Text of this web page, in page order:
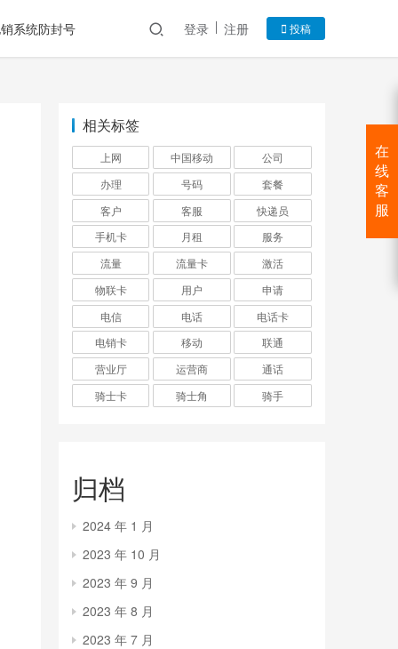
系统防封号 登录 注册 投稿
相关标签
上网 中国移动
公司
办理
号码
套餐
客户
客服
快递员
手机卡
月租
服务
流量
流量卡
激活
物联卡
用户
申请
电信
电话
电话卡
电销卡
移动
联通
营业厅
运营商
通话
骑士卡
骑士角 骑手
归档
2024 年 1 月
2023 年 10 月
2023 年 9 月
2023 年 8 月
2023 年 7 月
在
线
客
服